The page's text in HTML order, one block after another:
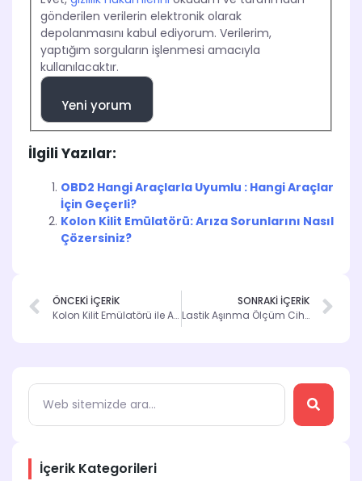
İçerik Kategorileri
gönderilen verilerin elektronik olarak
depolanmasını kabul ediyorum. Verilerim,
yaptığım sorguların işlenmesi amacıyla
kullanılacaktır.
Yeni yorum
İlgili Yazılar:
OBD2 Hangi Araçlarla Uyumlu : Hangi Araçlar
İçin Geçerli?
Kolon Kilit Emülatörü: Arıza Sorunlarını Nasıl
Çözersiniz?
ÖNCEKİ İÇERİK
Kolon Kilit Emülatörü ile Aracınızı Hızla Çalıştırın
SONRAKİ İÇERİK
Lastik Aşınma Ölçüm Cihazları ile Hızlı Kontrol